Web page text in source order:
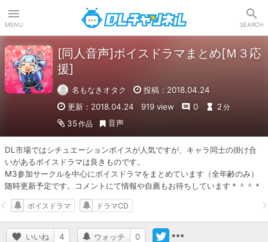
MENU SEARCH
[同人音声]ボイスドラマまとめ[Ｍ３応
援]
名もなきオタク
投稿：2018.04.24
更新：2018.04.24
919 view 0 2 分
35作品 音声
DL市場ではシチュエーションボイスが人気ですが、キャラ同士の掛け合
いがあるボイスドラマは良きものです。
M3参加サークルを中心にボイスドラマをまとめています（全年齢のみ）
随時更新予定です。コメントにて情報や自薦もお待ちしています＊＾＾＊
いいね 4 ウォッチ 0
ボイスドラマ ドラマCD